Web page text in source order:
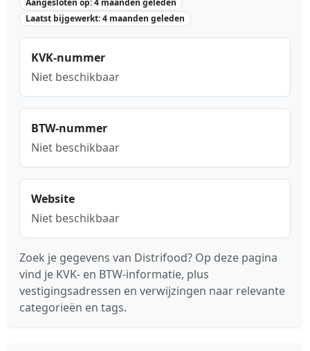
Aangesloten op: 4 maanden geleden
Laatst bijgewerkt: 4 maanden geleden
KVK-nummer
Niet beschikbaar
BTW-nummer
Niet beschikbaar
Website
Niet beschikbaar
Zoek je gegevens van Distrifood? Op deze pagina
vind je KVK- en BTW-informatie, plus
vestigingsadressen en verwijzingen naar relevante
categorieën en tags.